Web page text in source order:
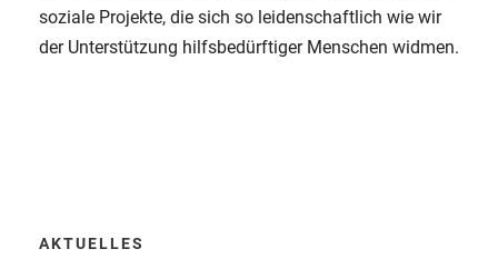
soziale Projekte, die sich so leidenschaftlich wie wir
der Unterstützung hilfsbedürftiger Menschen widmen.
AKTUELLES